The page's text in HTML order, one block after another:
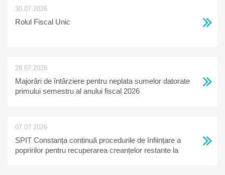
30.07.2026
Rolul Fiscal Unic
28.07.2026
Majorări de întârziere pentru neplata sumelor datorate
primului semestru al anului fiscal 2026
07.07.2026
SPIT Constanța continuă procedurile de înființare a
popririlor pentru recuperarea creanțelor restante la